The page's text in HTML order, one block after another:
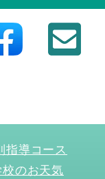
指導コース
のお天気